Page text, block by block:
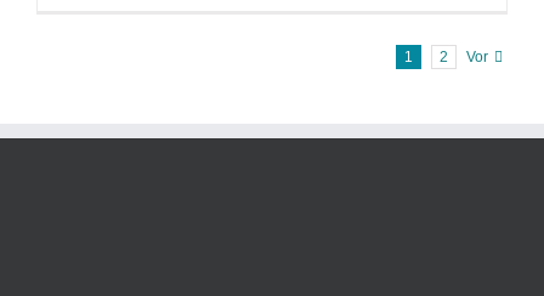
1 2 Vor